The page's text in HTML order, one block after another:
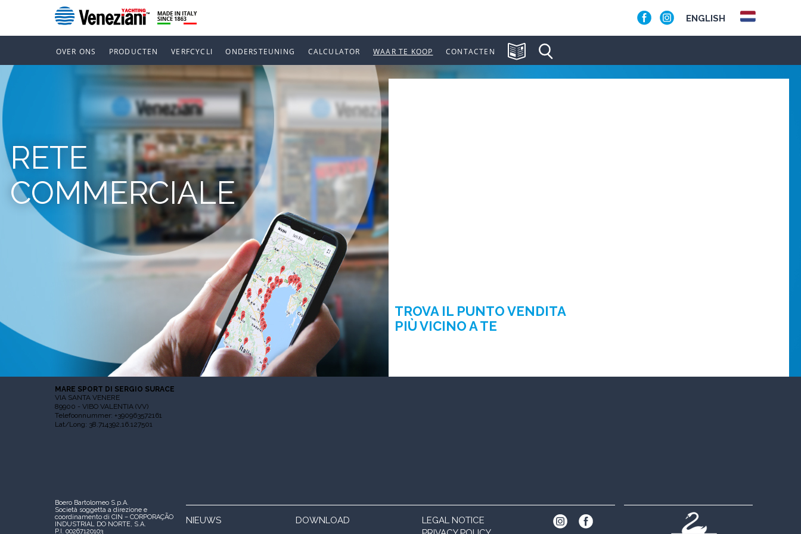
ENGLISH
OVER ONS PRODUCTEN VERFCYCLI ONDERSTEUNING CALCULATOR WAAR TE KOOP CONTACTEN
RETE
COMMERCIALE
TROVA IL PUNTO VENDITA
PIÙ VICINO A TE
MARE SPORT DI SERGIO SURACE
VIA SANTA VENERE
89900 - VIBO VALENTIA (VV)
Telefoonnummer: +390963572161
Lat/Long: 38.714392,16.127501
Boero Bartolomeo S.p.A.
Società soggetta a direzione e
coordinamento di CIN – CORPORAÇÃO
INDUSTRIAL DO NORTE, S.A.
P.I. 00267120103
NIEUWS DOWNLOAD
LEGAL NOTICE